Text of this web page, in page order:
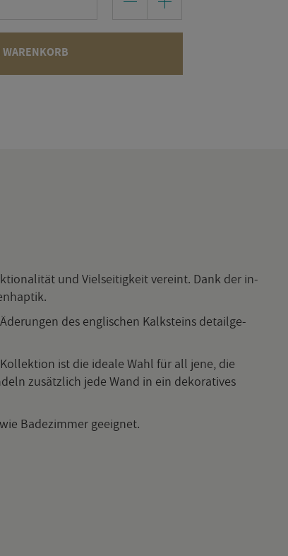
und Viel­sei­tig­keit ver­eint. Dank der in­
des eng­li­schen Kalk­steins de­tail­ge­
ist die idea­le Wahl für all jene, die
zu­sätz­lich jede Wand in ein de­ko­ra­ti­ves
Ba­de­zim­mer ge­eig­net.